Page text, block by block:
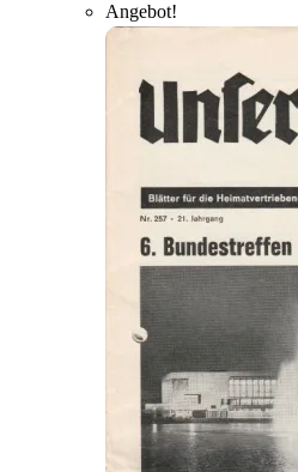
Angebot!